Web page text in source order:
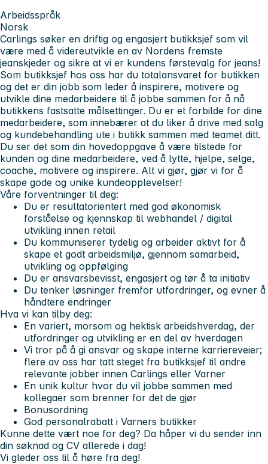
Arbeidsspråk
Norsk
Carlings søker en driftig og engasjert butikksjef som vil
være med å videreutvikle en av Nordens fremste
jeanskjeder og sikre at vi er kundens førstevalg for jeans!
Som butikksjef hos oss har du totalansvaret for butikken
og det er din jobb som leder å inspirere, motivere og
utvikle dine medarbeidere til å jobbe sammen for å nå
butikkens fastsatte målsettinger. Du er et forbilde for dine
medarbeidere, som innebærer at du liker å drive med salg
og kundebehandling ute i butikk sammen med teamet ditt.
Du ser det som din hovedoppgave å være tilstede for
kunden og dine medarbeidere, ved å lytte, hjelpe, selge,
coache, motivere og inspirere. Alt vi gjør, gjør vi for å
skape gode og unike kundeopplevelser!
Våre forventninger til deg:
Du er resultatorientert med god økonomisk
forståelse og kjennskap til webhandel / digital
utvikling innen retail
Du kommuniserer tydelig og arbeider aktivt for å
skape et godt arbeidsmiljø, gjennom samarbeid,
utvikling og oppfølging
Du er ansvarsbevisst, engasjert og tør å ta initiativ
Du tenker løsninger fremfor utfordringer, og evner å
håndtere endringer
Hva vi kan tilby deg:
En variert, morsom og hektisk arbeidshverdag, der
utfordringer og utvikling er en del av hverdagen
Vi tror på å gi ansvar og skape interne karriereveier;
flere av oss har tatt steget fra butikksjef til andre
relevante jobber innen Carlings eller Varner
En unik kultur hvor du vil jobbe sammen med
kollegaer som brenner for det de gjør
Bonusordning
God personalrabatt i Varners butikker
Kunne dette vært noe for deg? Da håper vi du sender inn
din søknad og CV allerede i dag!
Vi gleder oss til å høre fra deg!